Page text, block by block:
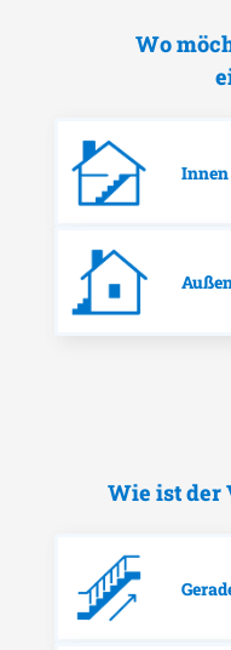
Wo
Innen
Wie ist der